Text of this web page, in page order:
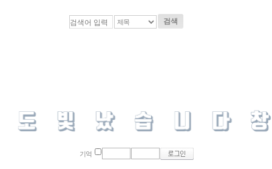
검색
기억